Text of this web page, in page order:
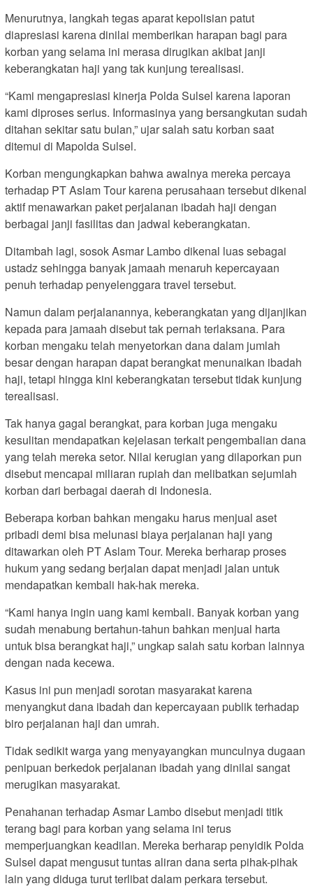
Menurutnya, langkah tegas aparat kepolisian patut
diapresiasi karena dinilai memberikan harapan bagi para
korban yang selama ini merasa dirugikan akibat janji
keberangkatan haji yang tak kunjung terealisasi.
“Kami mengapresiasi kinerja Polda Sulsel karena laporan
kami diproses serius. Informasinya yang bersangkutan sudah
ditahan sekitar satu bulan,” ujar salah satu korban saat
ditemui di Mapolda Sulsel.
Korban mengungkapkan bahwa awalnya mereka percaya
terhadap PT Aslam Tour karena perusahaan tersebut dikenal
aktif menawarkan paket perjalanan ibadah haji dengan
berbagai janji fasilitas dan jadwal keberangkatan.
Ditambah lagi, sosok Asmar Lambo dikenal luas sebagai
ustadz sehingga banyak jamaah menaruh kepercayaan
penuh terhadap penyelenggara travel tersebut.
Namun dalam perjalanannya, keberangkatan yang dijanjikan
kepada para jamaah disebut tak pernah terlaksana. Para
korban mengaku telah menyetorkan dana dalam jumlah
besar dengan harapan dapat berangkat menunaikan ibadah
haji, tetapi hingga kini keberangkatan tersebut tidak kunjung
terealisasi.
Tak hanya gagal berangkat, para korban juga mengaku
kesulitan mendapatkan kejelasan terkait pengembalian dana
yang telah mereka setor. Nilai kerugian yang dilaporkan pun
disebut mencapai miliaran rupiah dan melibatkan sejumlah
korban dari berbagai daerah di Indonesia.
Beberapa korban bahkan mengaku harus menjual aset
pribadi demi bisa melunasi biaya perjalanan haji yang
ditawarkan oleh PT Aslam Tour. Mereka berharap proses
hukum yang sedang berjalan dapat menjadi jalan untuk
mendapatkan kembali hak-hak mereka.
“Kami hanya ingin uang kami kembali. Banyak korban yang
sudah menabung bertahun-tahun bahkan menjual harta
untuk bisa berangkat haji,” ungkap salah satu korban lainnya
dengan nada kecewa.
Kasus ini pun menjadi sorotan masyarakat karena
menyangkut dana ibadah dan kepercayaan publik terhadap
biro perjalanan haji dan umrah.
Tidak sedikit warga yang menyayangkan munculnya dugaan
penipuan berkedok perjalanan ibadah yang dinilai sangat
merugikan masyarakat.
Penahanan terhadap Asmar Lambo disebut menjadi titik
terang bagi para korban yang selama ini terus
memperjuangkan keadilan. Mereka berharap penyidik Polda
Sulsel dapat mengusut tuntas aliran dana serta pihak-pihak
lain yang diduga turut terlibat dalam perkara tersebut.